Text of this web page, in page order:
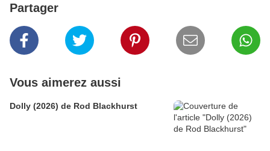
Partager
Vous aimerez aussi
Dolly (2026) de Rod Blackhurst